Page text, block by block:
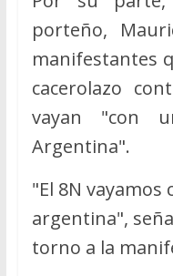
porteño,
manifestantes
cacerolazo
vayan "con
Argentina".
"El 8N vayamos
argentina",
torno a la